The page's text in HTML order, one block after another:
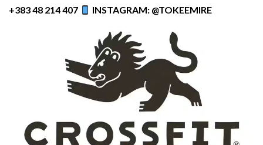
+383 48 214 407
INSTAGRAM: @TOKEEMIRE